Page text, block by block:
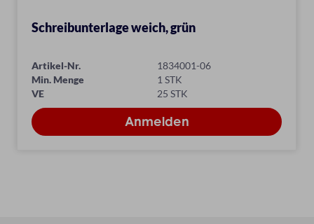
Schreibunterlage weich, grün
Artikel-Nr.
1834001-06
Min. Menge
1 STK
VE
25 STK